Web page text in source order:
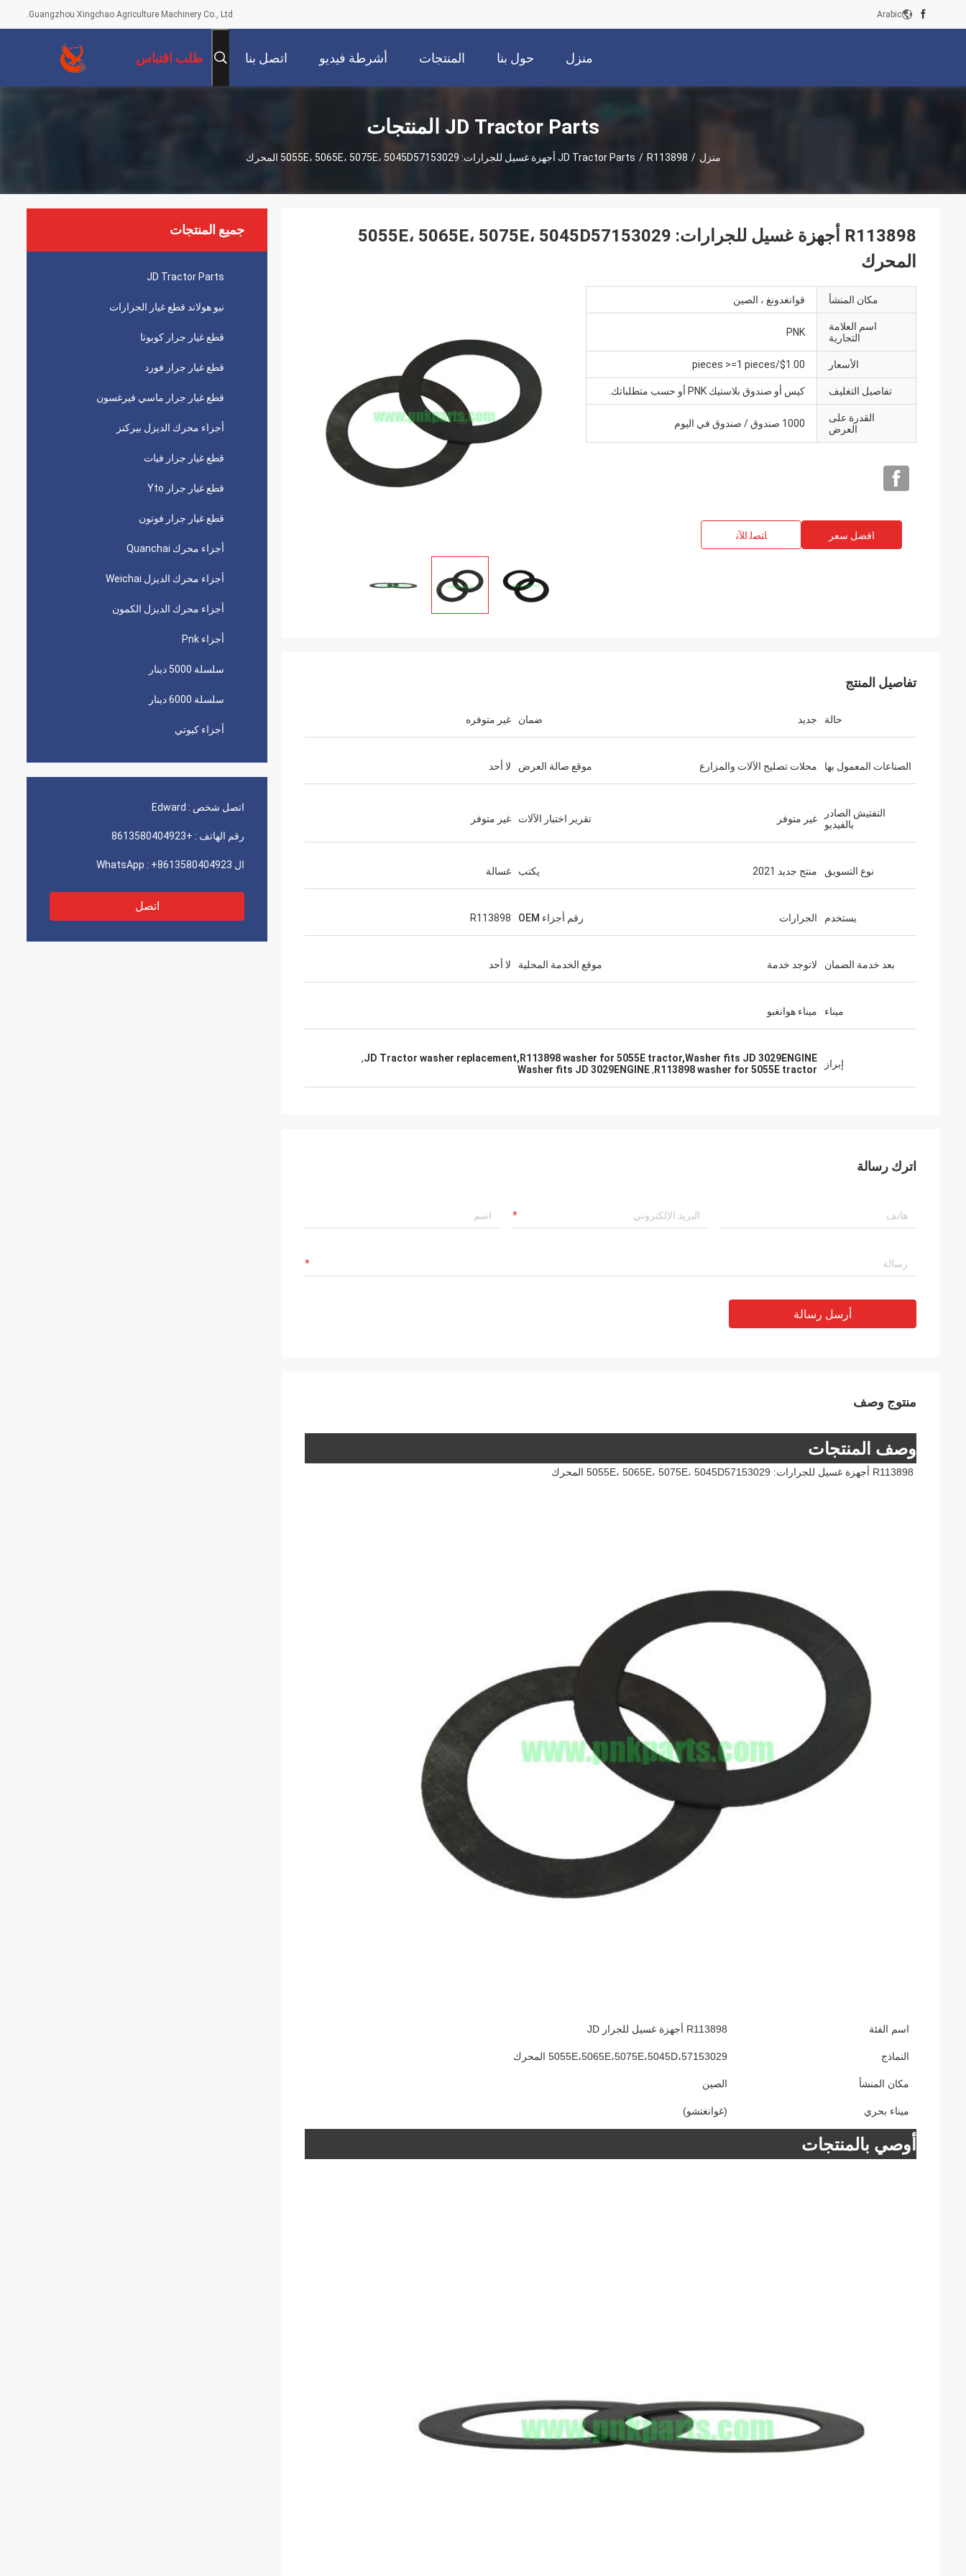
Guangzhou Xingchao Agriculture Machinery Co., Ltd. Arabic
منزل حول بنا المنتجات أشرطة فيديو اتصل بنا طلب اقتباس
JD Tractor Parts المنتجات
منزل /
JD Tractor Parts / R113898 أجهزة غسيل للجرارات: 5055E، 5065E، 5075E، 5045D57153029 المحرك
جميع المنتجات
JD Tractor Parts
نيو هولاند قطع غيار الجرارات
قطع غيار جرار كوبوتا
قطع غيار جرار فورد
قطع غيار جرار ماسي فيرغسون
أجزاء محرك الديزل بيركنز
قطع غيار جرار فيات
قطع غيار جرار Yto
قطع غيار جرار فوتون
أجزاء محرك Quanchai
أجزاء محرك الديزل Weichai
أجزاء محرك الديزل الكمون
أجزاء Pnk
سلسلة 5000 دينار
سلسلة 6000 دينار
أجزاء كيوتي
اتصل شخص : Edward
رقم الهاتف : +8613580404923
ال WhatsApp : +8613580404923
اتصل
R113898 أجهزة غسيل للجرارات: 5055E، 5065E، 5075E، 5045D57153029
المحرك
مكان المنشأ قوانغدونغ ، الصين
اسم العلامة
التجارية
PNK
الأسعار $1.00/pieces >=1 pieces
تفاصيل التغليف كيس أو صندوق بلاستيك PNK أو حسب متطلباتك.
القدرة على
العرض
1000 صندوق / صندوق في اليوم
افضل سعر ﺎﺘﺼﻟ ﺍﻶﻧ
تفاصيل المنتج
حالة جديد ضمان غير متوفره
الصناعات المعمول بها محلات تصليح الآلات والمزارع موقع صالة العرض لا أحد
التفتيش الصادر
بالفيديو
غير متوفر تقرير اختبار الآلات غير متوفر
نوع التسويق منتج جديد 2021 يكتب غسالة
يستخدم الجرارات رقم أجزاء OEM R113898
بعد خدمة الضمان لاتوجد خدمة موقع الخدمة المحلية لا أحد
ميناء ميناء هوانغبو
إبراز JD Tractor washer replacement,R113898 washer for 5055E tractor,Washer fits JD 3029ENGINE
,
R113898 washer for 5055E tractor
,
Washer fits JD 3029ENGINE
اترك رسالة
أرسل رسالة
منتوج وصف
وصف المنتجات
R113898 أجهزة غسيل للجرارات: 5055E، 5065E، 5075E، 5045D57153029 المحرك
اسم الفئة R113898 أجهزة غسيل للجرار JD
النماذج 5055E،5065E،5075E،5045D،57153029 المحرك
مكان المنشأ الصين
ميناء بحري (غوانغتشو)
أوصي بالمنتجات